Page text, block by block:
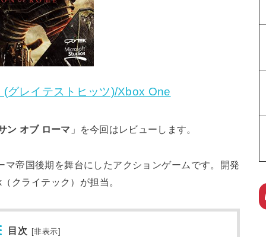
グレイテストヒッツ)/Xbox One
ン オブ ローマ 」を今回はレビューします。
マ帝国後期を舞台にしたアクションゲームです。開発
クライテック）が担当。
目次 [非表示